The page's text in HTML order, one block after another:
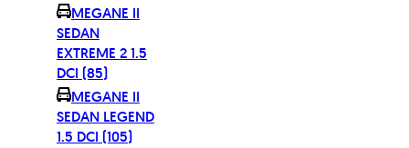
MEGANE II
SEDAN
EXTREME 2 1.5
DCI (85)
MEGANE II
SEDAN LEGEND
1.5 DCI (105)